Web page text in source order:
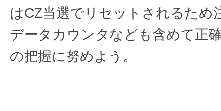
はCZ当選でリセットされるため
データカウンタなども含めて正
の把握に努めよう。